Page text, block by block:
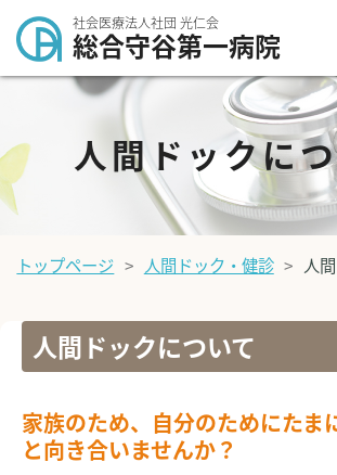
社会医療法人社団 光仁会
総合守谷第一病院
人間ドックに
トップページ 人間ドック・健診 人
人間ドックについて
家族のため、自分のためにたま
と向き合いませんか？